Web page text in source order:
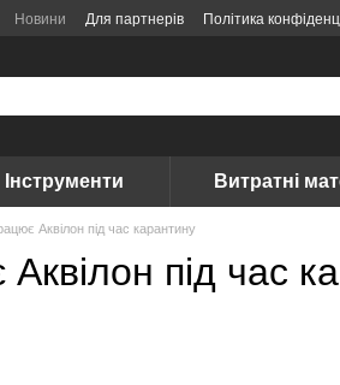
Новини Для партнерів
Політика
Інструменти Витратні
Аквілон під час карантину
під час